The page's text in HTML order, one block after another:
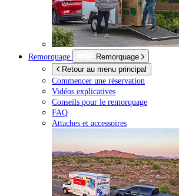
Remorquage
Remorquage
Retour au menu principal
Commencer une réservation
Vidéos explicatives
Conseils pour le remorquage
FAQ
Attaches et accessoires